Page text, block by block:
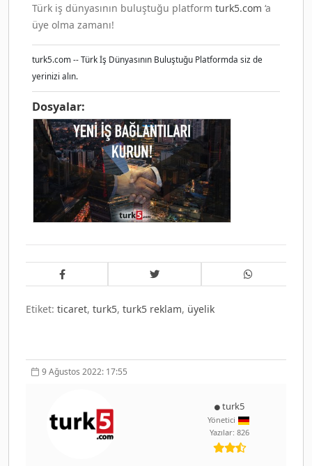
Türk iş dünyasının buluştuğu platform turk5.com ‘a
üye olma zamanı!
turk5.com -- Türk İş Dünyasının Buluştuğu Platformda siz de
yerinizi alın.
Dosyalar:
Etiket: ticaret, turk5, turk5 reklam, üyelik
9 Ağustos 2022: 17:55
turk5
Yönetici
Yazılar: 826